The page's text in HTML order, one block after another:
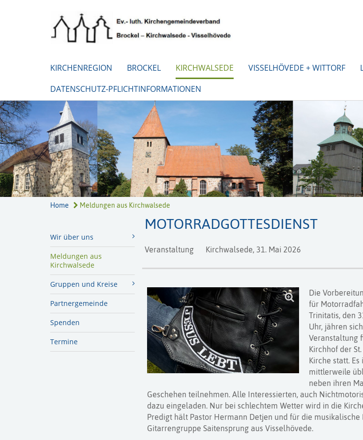
KIRCHENREGION BROCKEL KIRCHWALSEDE VISSELHÖVEDE + WITTORF
DATENSCHUTZ-PFLICHTINFORMATIONEN
Home Meldungen aus Kirchwalsede
Wir über uns
Meldungen aus
Kirchwalsede
Gruppen und Kreise
Partnergemeinde
Spenden
Termine
MOTORRADGOTTESDIENST
Veranstaltung Kirchwalsede, 31. Mai 2026
Die
für
Trinitatis, den
Uhr, jähren
Veranstaltung
Kirchhof der
Kirchestatt. Es
mittlerweile
neben ihren
Geschehen teilnehmen. Alle Interessierten, auch
dazu eingeladen. Nur bei schlechtem Wetter wird in die
Predigt hält Pastor Hermann Detjen und für die musikalische
Gitarrengruppe Saitensprung aus Visselhövede.